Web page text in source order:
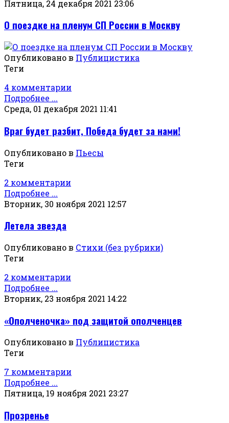
Пятница, 24 декабря 2021 23:06
О поездке на пленум СП России в Москву
Опубликовано в Публицистика
Теги
4 комментарии
Подробнее ...
Среда, 01 декабря 2021 11:41
Враг будет разбит, Победа будет за нами!
Опубликовано в Пьесы
Теги
2 комментарии
Подробнее ...
Вторник, 30 ноября 2021 12:57
Летела звезда
Опубликовано в Стихи (без рубрики)
Теги
2 комментарии
Подробнее ...
Вторник, 23 ноября 2021 14:22
«Ополченочка» под защитой ополченцев
Опубликовано в Публицистика
Теги
7 комментарии
Подробнее ...
Пятница, 19 ноября 2021 23:27
Прозренье